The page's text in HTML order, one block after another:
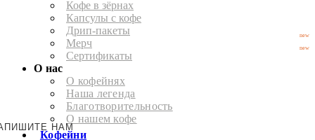
Кофе в зёрнах
Капсулы с кофе
Дрип-пакеты
Мерч
new
Сертификаты
new
О нас
О кофейнях
Наша легенда
Благотворительность
О нашем кофе
Кофейни
НАМ